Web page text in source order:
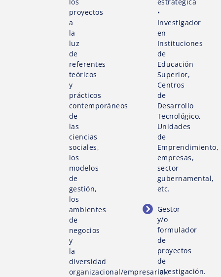
proyectos
a
la
luz
de
referentes
teóricos
y
prácticos
contemporáneos
de
las
ciencias
sociales,
los
modelos
de
gestión,
los
ambientes
de
negocios
y
la
diversidad
organizacional/empresarial.
•
Investigador
en
Instituciones
de
Educación
Superior,
Centros
de
Desarrollo
Tecnológico,
Unidades
de
Emprendimiento,
empresas,
sector
gubernamental,
etc.
Gestor
y/o
formulador
de
proyectos
de
investigación.